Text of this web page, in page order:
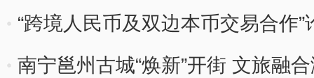
“跨境人民币及双边本币交易合作
南宁邕州古城“焕新”开街 文旅融